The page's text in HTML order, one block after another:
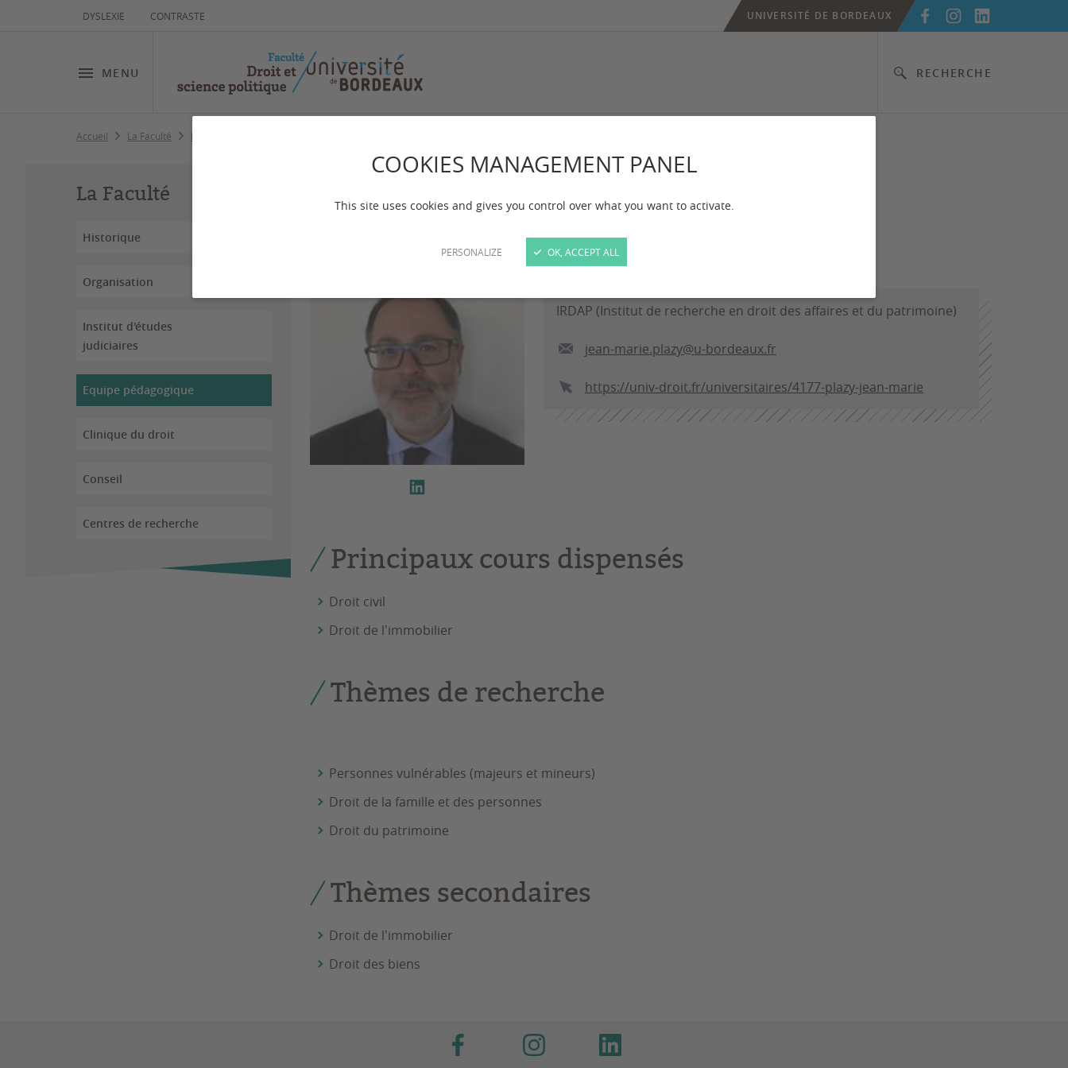
COOKIES MANAGEMENT PANEL
This site uses cookies and gives you control over what you want to activate.
PERSONALIZE OK, ACCEPT ALL
DYSLEXIE CONTRASTE
MENU RECHERCHE
UNIVERSITÉ DE BORDEAUX
Accueil La Faculté Equipe pédagogique
La Faculté
Historique
Organisation
Institut d'études
judiciaires
Equipe pédagogique
Clinique du droit
Conseil
Centres de recherche
Plazy Jean-Marie
Professeur en droit privé et sciences criminelles
IRDAP (Institut de recherche en droit des affaires et du patrimoine)
jean-marie.plazy@u-bordeaux.fr
https://univ-droit.fr/universitaires/4177-plazy-jean-marie
Principaux cours dispensés
Droit civil
Droit de l'immobilier
Thèmes de recherche
Personnes vulnérables (majeurs et mineurs)
Droit de la famille et des personnes
Droit du patrimoine
Thèmes secondaires
Droit de l'immobilier
Droit des biens